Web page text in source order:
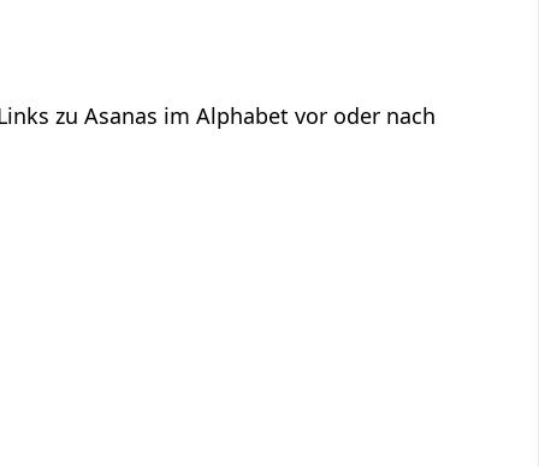
zu Asanas im Alphabet vor oder nach